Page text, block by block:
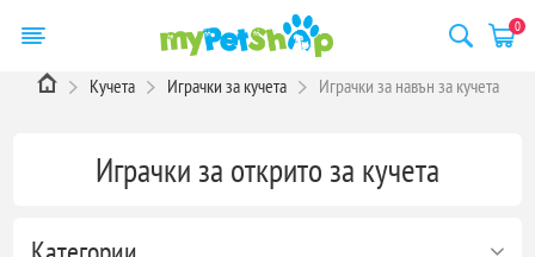
0
Кучета Играчки за кучета Играчки за навън за кучета
Играчки за открито за кучета